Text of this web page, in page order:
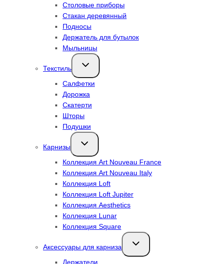
Столовые приборы
Стакан деревянный
Подносы
Держатель для бутылок
Мыльницы
Текстиль
Переключить
дочернее
Салфетки
Дорожка
Скатерти
Шторы
Подушки
Карнизы
Переключить
дочернее
Коллекция Art Nouveau France
Коллекция Art Nouveau Italy
Коллекция Loft
Коллекция Loft Jupiter
Коллекция Aesthetics
Коллекция Lunar
Коллекция Square
Аксессуары для карниза
Переключить
дочернее
Держатели